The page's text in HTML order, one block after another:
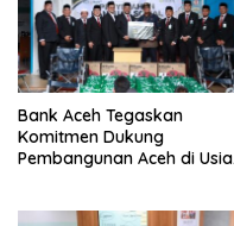
Bank Aceh Tegaskan
Komitmen Dukung
Pembangunan Aceh di Usia